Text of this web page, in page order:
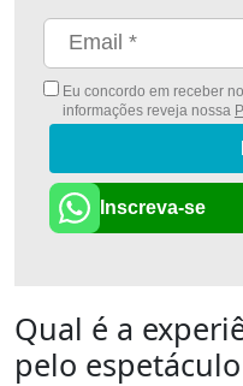
Eu concordo em receber
informações reveja nossa
Inscreva-se
Qual é a
pelo